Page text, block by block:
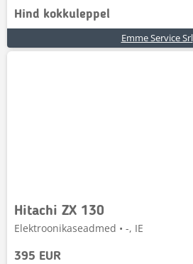
Hind kokkuleppel
Emme Service Srl
Hitachi ZX 130
Elektroonikaseadmed • -, IE
395 EUR